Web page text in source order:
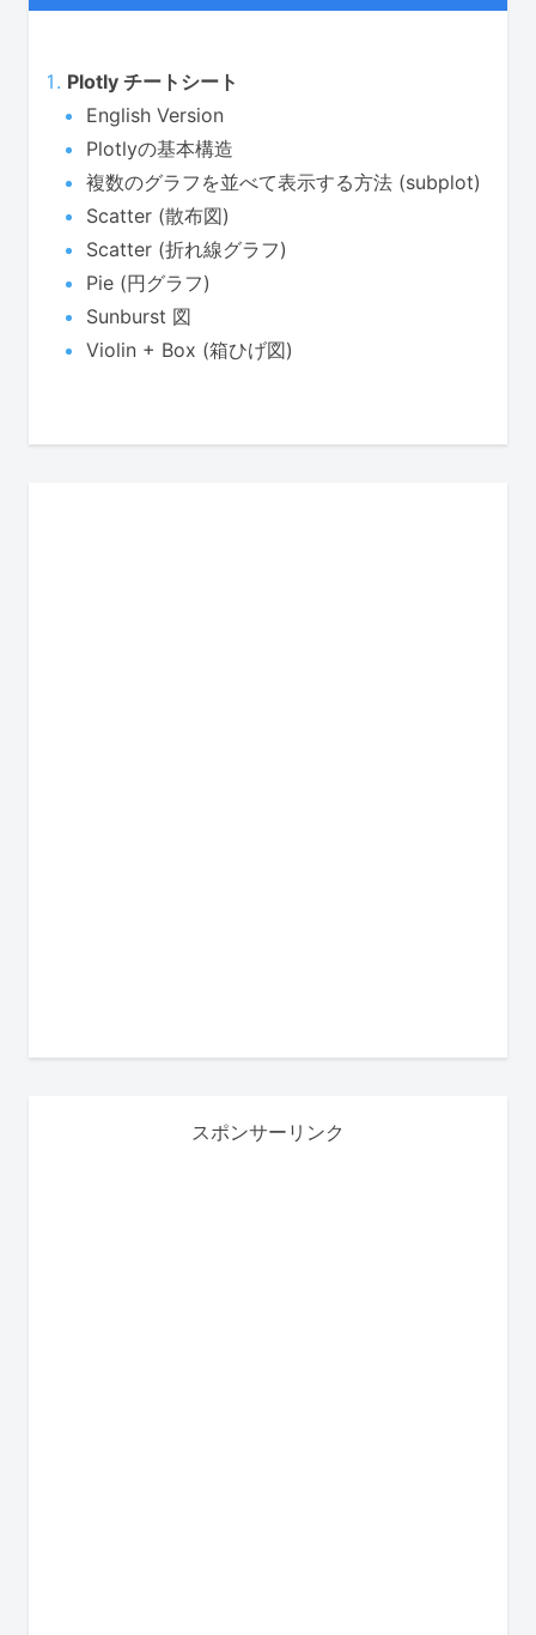
Plotly チートシート
English Version
Plotlyの基本構造
複数のグラフを並べて表示する方法 (subplot)
Scatter (散布図)
Scatter (折れ線グラフ)
Pie (円グラフ)
Sunburst 図
Violin + Box (箱ひげ図)
スポンサーリンク